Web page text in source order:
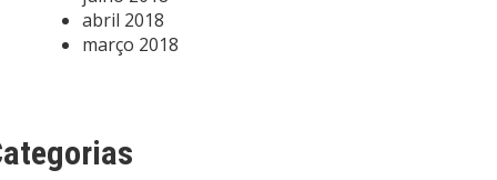
abril 2018
março 2018